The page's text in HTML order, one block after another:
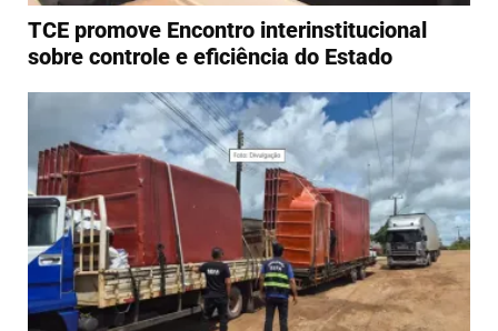
TCE promove Encontro interinstitucional
sobre controle e eficiência do Estado